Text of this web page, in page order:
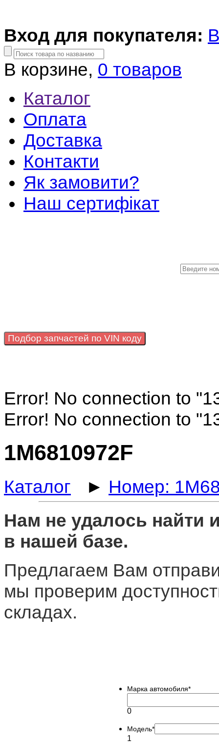
Вход для покупателя:
В корзине, 0 товаров
Каталог
Оплата
Доставка
Контакти
Як замовити?
Наш сертифікат
Подбор запчастей по VIN коду
Error! No connection to
Error! No connection to
1M6810972F
Каталог ► Номер:
Нам не удалось найти
в нашей базе.
Предлагаем Вам
мы проверим
складах.
Марка автомобиля*
0
Модель*
1